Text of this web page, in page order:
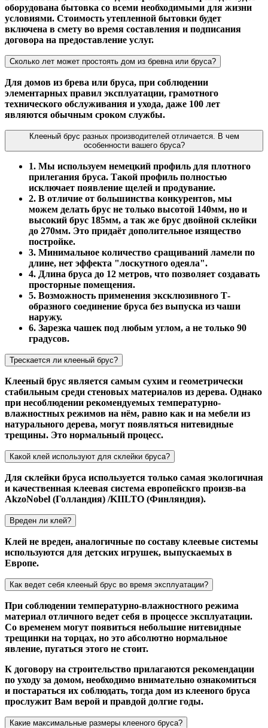
оборудована бытовка со всеми необходимыми для жизни
условиями. Стоимость утепленной бытовки будет
включена в смету во время составления и подписания
договора на предоставление услуг.
Сколько лет может простоять дом из бревна или бруса?
Для домов из брева или бруса, при соблюдении
элементарных правил эксплуатации, грамотного
технического обслуживания и ухода, даже 100 лет
являются обычным сроком службы.
Клееный брус разных производителей отличается. В чем
особенности вашего бруса?
1. Мы используем немецкий профиль для плотного
прилегания бруса. Такой профиль полностью
исключает появление щелей и продувание.
2. В отличие от большинства конкурентов, мы
можем делать брус не только высотой 140мм, но и
высокий брус 185мм, а так же брус двойной склейки
до 270мм. Это придаёт дополительное изящество
постройке.
3. Минимальное количество сращиваний ламели по
длине, нет эффекта "лоскутного одеяла".
4. Длина бруса до 12 метров, что позволяет создавать
просторные помещения.
5. Возможность применения эксклюзивного Т-
образного соединение бруса без выпуска из чаши
наружу.
6. Зарезка чашек под любым углом, а не только 90
градусов.
Трескается ли клееный брус?
Клееный брус является самым сухим и геометрически
стабильным среди стеновых материалов из дерева. Однако
при несоблюдении рекомендуемых температурно-
влажностных режимов на нём, равно как и на мебели из
натурального дерева, могут появляться нитевидные
трещины. Это нормальный процесс.
Какой клей используют для склейки бруса?
Для склейки бруса используется только самая экологичная
и качественная клеевая система европейскго произв-ва
AkzoNobel (Голландия) /KIILTO (Финляндия).
Вреден ли клей?
Клей не вреден, аналогичные по составу клеевые системы
используются для детских игрушек, выпускаемых в
Европе.
Как ведет себя клееный брус во время эксплуатации?
При соблюдении температурно-влажностного режима
материал отличного ведет себя в процессе эксплуатации.
Со временем могут появиться небольшие нитевидные
трещинки на торцах, но это абсолютно нормальное
явление, пугаться этого не стоит.
К договору на строительство прилагаются рекомендации
по уходу за домом, необходимо внимательно ознакомиться
и постараться их соблюдать, тогда дом из клееного бруса
прослужит Вам верой и правдой долгие годы.
Какие максимальные размеры клееного бруса?